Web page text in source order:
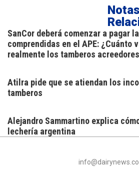
Notas
SanCor deberá comenzar a pagar
comprendidas en el APE: ¿Cuánto
realmente los tamberos
Atilra pide que se atiendan los
tamberos
Alejandro Sammartino explica
lechería argentina